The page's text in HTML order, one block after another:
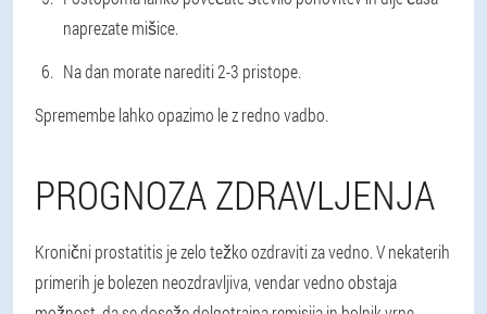
naprezate mišice.
Na dan morate narediti 2-3 pristope.
Spremembe lahko opazimo le z redno vadbo.
PROGNOZA ZDRAVLJENJA
Kronični prostatitis je zelo težko ozdraviti za vedno. V nekaterih
primerih je bolezen neozdravljiva, vendar vedno obstaja